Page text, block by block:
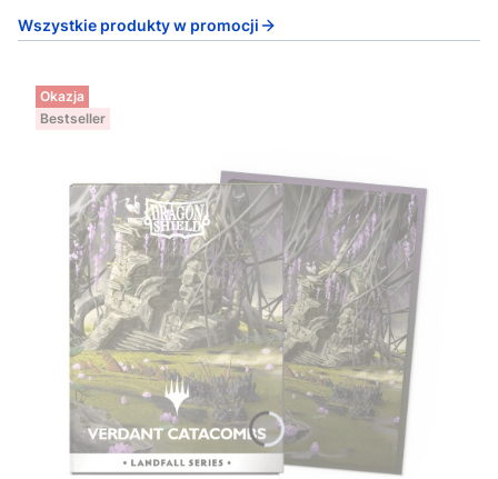
Wszystkie produkty w promocji
Okazja
Bestseller